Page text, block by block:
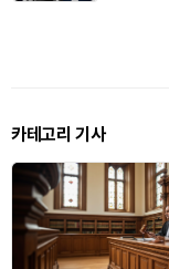
카테고리 기사